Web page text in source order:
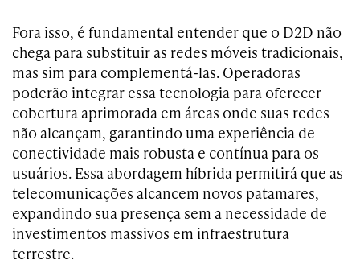
Fora isso, é fundamental entender que o D2D não
chega para substituir as redes móveis tradicionais,
mas sim para complementá-las. Operadoras
poderão integrar essa tecnologia para oferecer
cobertura aprimorada em áreas onde suas redes
não alcançam, garantindo uma experiência de
conectividade mais robusta e contínua para os
usuários. Essa abordagem híbrida permitirá que as
telecomunicações alcancem novos patamares,
expandindo sua presença sem a necessidade de
investimentos massivos em infraestrutura
terrestre.